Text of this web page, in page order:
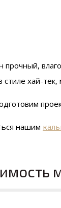
прочный,
хай-
нашим